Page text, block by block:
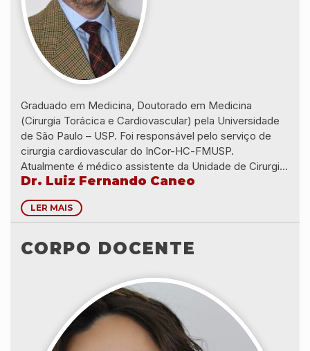
Graduado em Medicina, Doutorado em Medicina
(Cirurgia Torácica e Cardiovascular) pela Universidade
de São Paulo – USP. Foi responsável pelo serviço de
cirurgia cardiovascular do InCor-HC-FMUSP.
Atualmente é médico assistente da Unidade de Cirurgia
Infantil da Divisão de Cirurgia do Instituto do Coração do
Hospital das Clinicas da Universidade de São Paulo
(InCor HC-FMUSP) e Professor Colaborador do
Departamento de Cardiopneumologia da Faculdade de
Medicina da Universidade de São Paulo.
Dr. Luiz Fernando Caneo
LER MAIS
CORPO DOCENTE